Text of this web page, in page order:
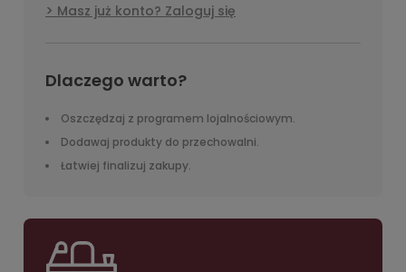
Masz już konto? Zaloguj się
Dlaczego warto?
Oszczędzaj z programem lojalnościowym.
Dodawaj produkty do przechowalni.
Łatwiej finalizuj zakupy.